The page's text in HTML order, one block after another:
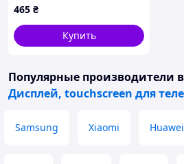
465 ₴
Купить
Популярные производители
Дисплей, touchscreen для
Samsung Xiaomi Huawei